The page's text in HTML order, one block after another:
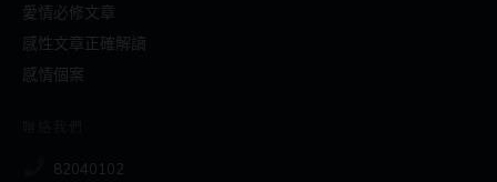
愛情必修文章
感性文章正確解讀
感情個案
82040102